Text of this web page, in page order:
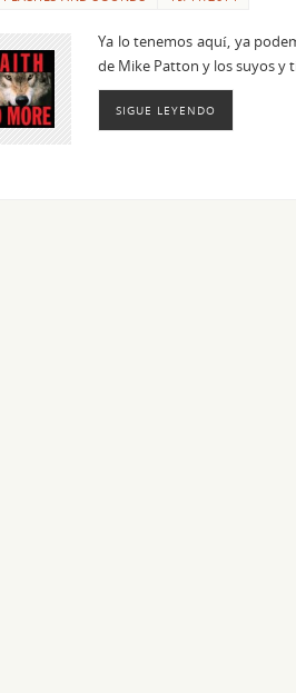
Ya lo tenemos aquí, ya
de Mike Patton y los suyos y
SIGUE LEYENDO